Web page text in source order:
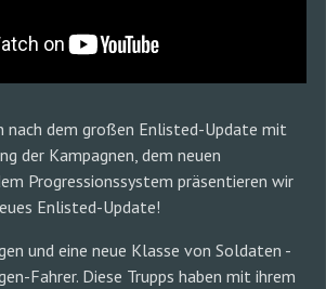
nach dem großen Enlisted-Update mit
der Kampagnen, dem neuen
Progressionssystem präsentieren wir
Enlisted-Update!
und eine neue Klasse von Soldaten -
Fahrer. Diese Trupps haben mit ihrem